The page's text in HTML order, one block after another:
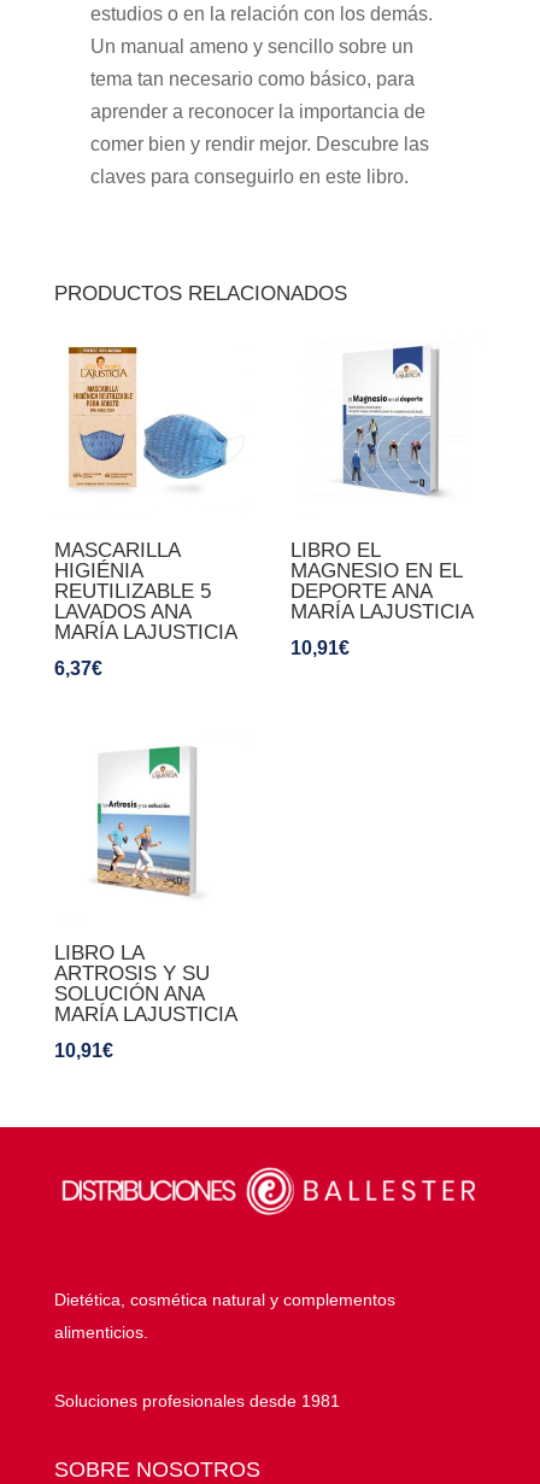
estudios o en la relación con los demás.
Un manual ameno y sencillo sobre un
tema tan necesario como básico, para
aprender a reconocer la importancia de
comer bien y rendir mejor. Descubre las
claves para conseguirlo en este libro.
PRODUCTOS RELACIONADOS
MASCARILLA
HIGIÉNIA
REUTILIZABLE 5
LAVADOS ANA
MARÍA LAJUSTICIA
6,37€
LIBRO EL
MAGNESIO EN EL
DEPORTE ANA
MARÍA LAJUSTICIA
10,91€
LIBRO LA
ARTROSIS Y SU
SOLUCIÓN ANA
MARÍA LAJUSTICIA
10,91€
Dietética, cosmética natural y complementos
alimenticios.
Soluciones profesionales desde 1981
SOBRE NOSOTROS